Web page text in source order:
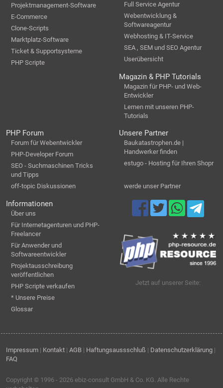
Projektmanagement-Software
E-Commerce
Clone-Scripts
Marktplatz-Software
Ticket & Supportsysteme
PHP Scripte
Full Service Agentur
Webentwicklung &
Softwareagentur
Webhosting & IT-Service
SEA , SEM und SEO Agentur
Userübersicht
Magazin & PHP Tutorials
Magazin für PHP- und Web-
Entwickler
Lernen mit unseren PHP-
Tutorials
PHP Forum
Forum für Webentwickler
PHP-Developer Forum
SEO - Suchmaschinen Tricks
und Tipps
off-topic Diskussionen
Unsere Partner
Baukatastrophen.de |
Handwerker finden
estugo - Hosting für Ihren Shopr
werde unser Partner
Informationen
Über uns
Für Internetagenturen und PHP-
Freelancer
Für Anwender und
Softwareentwickler
Projektausschreibung
veröffentlichen
PHP Scripte verkaufen
* Unsere Preise
Glossar
Jetzt auf unserer Seite:
Impressum | Kontakt | AGB | Haftungsaussschluß | Datenschutzerklärung |
FAQ
Copyright © 1996 - 2026 ebiz-consult GmbH & Co. KG. Alle Rechte